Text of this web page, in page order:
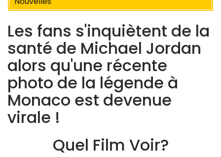
Les fans s'inquiètent de la
santé de Michael Jordan
alors qu'une récente
photo de la légende à
Monaco est devenue
virale !
Quel Film Voir?